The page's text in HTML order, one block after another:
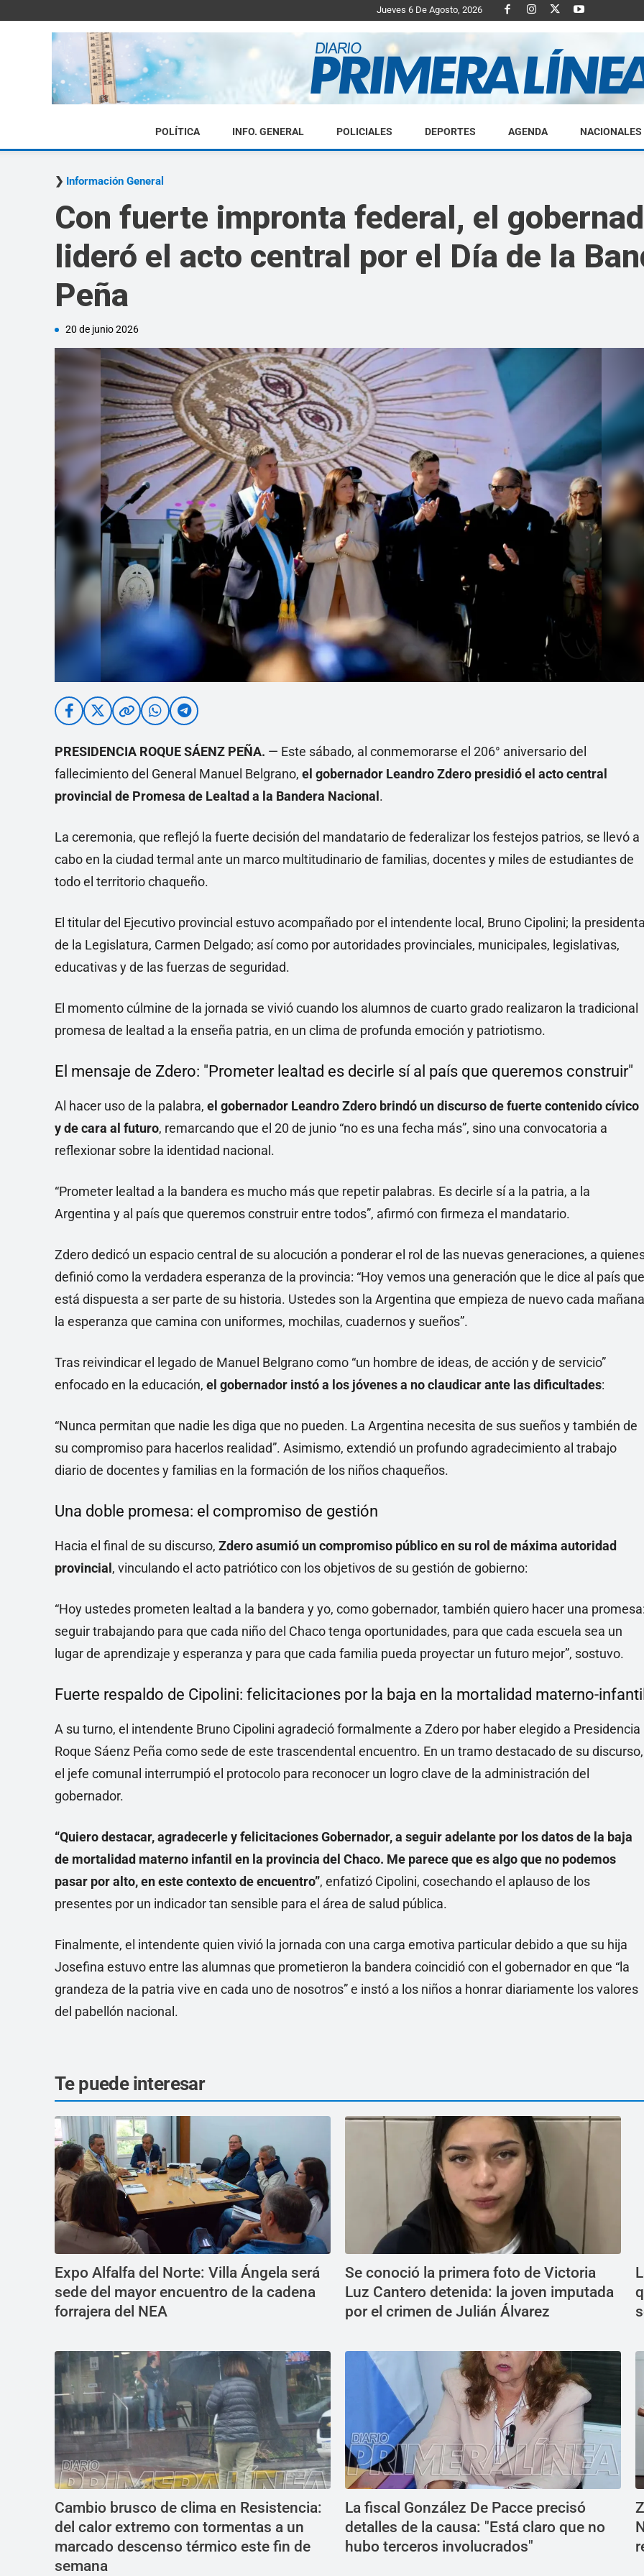
Jueves 6 De Agosto, 2026
Diario
POLÍTICA INFO. GENERAL POLICIALES DEPORTES AGENDA NACIONALES
Información General
Con fuerte impronta federal, el
lideró el acto central por el Día de la
Peña
20 de junio 2026
PRESIDENCIA ROQUE SÁENZ PEÑA. — Este sábado, al conmemorarse el 206° aniversario del
fallecimiento del General Manuel Belgrano, el gobernador Leandro Zdero presidió el acto central
provincial de Promesa de Lealtad a la Bandera Nacional .
La ceremonia, que reflejó la fuerte decisión del mandatario de federalizar los festejos patrios, se llevó a
cabo en la ciudad termal ante un marco multitudinario de familias, docentes y miles de estudiantes de
todo el territorio chaqueño.
El titular del Ejecutivo provincial estuvo acompañado por el intendente local, Bruno Cipolini; la
de la Legislatura, Carmen Delgado; así como por autoridades provinciales, municipales, legislativas,
educativas y de las fuerzas de seguridad.
El momento cúlmine de la jornada se vivió cuando los alumnos de cuarto grado realizaron la tradicional
promesa de lealtad a la enseña patria, en un clima de profunda emoción y patriotismo.
El mensaje de Zdero: "Prometer lealtad es decirle sí al país que queremos construir"
Al hacer uso de la palabra, el gobernador Leandro Zdero brindó un discurso de fuerte contenido cívico
y de cara al futuro, remarcando que el 20 de junio “no es una fecha más”, sino una convocatoria a
reflexionar sobre la identidad nacional.
“Prometer lealtad a la bandera es mucho más que repetir palabras. Es decirle sí a la patria, a la
Argentina y al país que queremos construir entre todos”, afirmó con firmeza el mandatario.
Zdero dedicó un espacio central de su alocución a ponderar el rol de las nuevas generaciones, a
definió como la verdadera esperanza de la provincia: “Hoy vemos una generación que le dice al país que
está dispuesta a ser parte de su historia. Ustedes son la Argentina que empieza de nuevo cada
la esperanza que camina con uniformes, mochilas, cuadernos y sueños”.
Tras reivindicar el legado de Manuel Belgrano como “un hombre de ideas, de acción y de servicio”
enfocado en la educación, el gobernador instó a los jóvenes a no claudicar ante las dificultades:
“Nunca permitan que nadie les diga que no pueden. La Argentina necesita de sus sueños y también de
su compromiso para hacerlos realidad”. Asimismo, extendió un profundo agradecimiento al trabajo
diario de docentes y familias en la formación de los niños chaqueños.
Una doble promesa: el compromiso de gestión
Hacia el final de su discurso, Zdero asumió un compromiso público en su rol de máxima autoridad
provincial , vinculando el acto patriótico con los objetivos de su gestión de gobierno:
“Hoy ustedes prometen lealtad a la bandera y yo, como gobernador, también quiero hacer una
seguir trabajando para que cada niño del Chaco tenga oportunidades, para que cada escuela sea un
lugar de aprendizaje y esperanza y para que cada familia pueda proyectar un futuro mejor”, sostuvo.
Fuerte respaldo de Cipolini: felicitaciones por la baja en la mortalidad materno-
A su turno, el intendente Bruno Cipolini agradeció formalmente a Zdero por haber elegido a Presidencia
Roque Sáenz Peña como sede de este trascendental encuentro. En un tramo destacado de su discurso,
el jefe comunal interrumpió el protocolo para reconocer un logro clave de la administración del
gobernador.
“Quiero destacar, agradecerle y felicitaciones Gobernador, a seguir adelante por los datos de la baja
de mortalidad materno infantil en la provincia del Chaco. Me parece que es algo que no podemos
pasar por alto, en este contexto de encuentro”, enfatizó Cipolini, cosechando el aplauso de los
presentes por un indicador tan sensible para el área de salud pública.
Finalmente, el intendente quien vivió la jornada con una carga emotiva particular debido a que su hija
Josefina estuvo entre las alumnas que prometieron la bandera coincidió con el gobernador en que “la
grandeza de la patria vive en cada uno de nosotros” e instó a los niños a honrar diariamente los valores
del pabellón nacional.
Te puede interesar
Expo Alfalfa del Norte: Villa Ángela será
sede del mayor encuentro de la cadena
forrajera del NEA
Se conoció la primera foto de Victoria
Luz Cantero detenida: la joven imputada
por el crimen de Julián Álvarez
Cambio brusco de clima en Resistencia:
del calor extremo con tormentas a un
marcado descenso térmico este fin de
semana
La fiscal González De Pacce precisó
detalles de la causa: "Está claro que no
hubo terceros involucrados"